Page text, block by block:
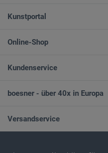
Kunstportal
Online-Shop
Kundenservice
boesner - über 40x in Europa
Versandservice